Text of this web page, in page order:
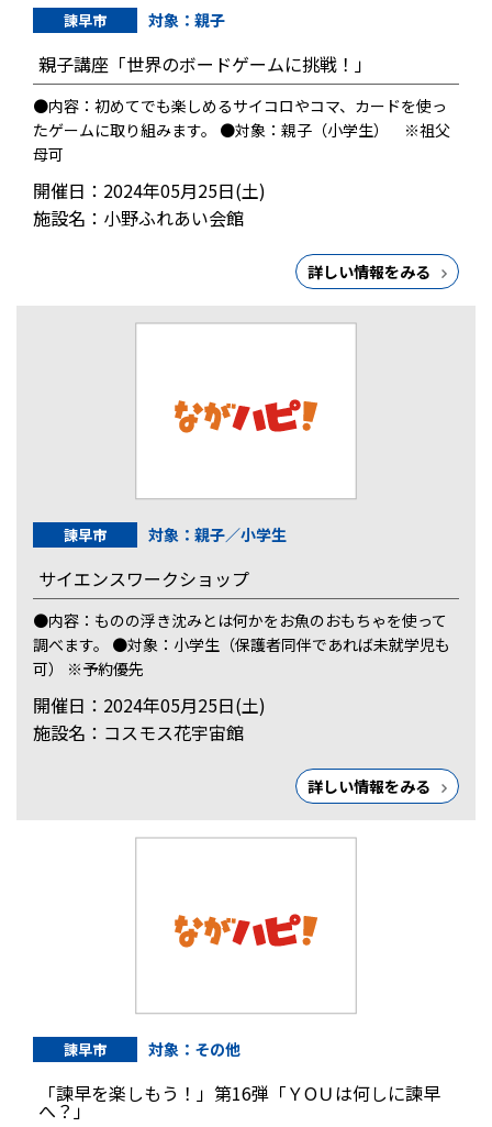
諫早市 対象：親子
親子講座「世界のボードゲームに挑戦！」
●内容：初めてでも楽しめるサイコロやコマ、カードを使っ
たゲームに取り組みます。 ●対象：親子（小学生） ※祖父
母可
開催日：2024年05月25日(土)
施設名：小野ふれあい会館
詳しい情報をみる
諫早市 対象：親子／小学生
サイエンスワークショップ
●内容：ものの浮き沈みとは何かをお魚のおもちゃを使って
調べます。 ●対象：小学生（保護者同伴であれば未就学児も
可） ※予約優先
開催日：2024年05月25日(土)
施設名：コスモス花宇宙館
詳しい情報をみる
諫早市 対象：その他
「諫早を楽しもう！」第16弾「ＹОＵは何しに諫早
へ？」